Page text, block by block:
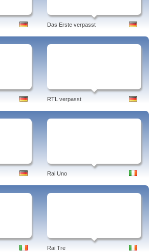
Das Erste verpasst
RTL verpasst
Rai Uno
Rai Tre